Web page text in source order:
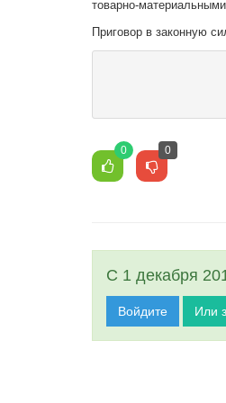
товарно-
Приговор в законную
0 0
С 1 декабря
Войдите Или